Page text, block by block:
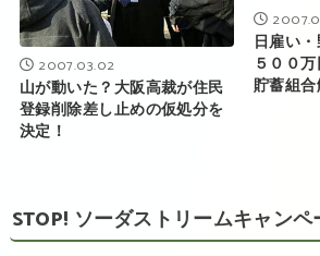
2007.03.02
山が動いた？大阪高裁が住民
登録削除差し止めの仮処分を
決定！
日雇い
５００
貯蓄組
STOP! ソーダストリームキャンペ